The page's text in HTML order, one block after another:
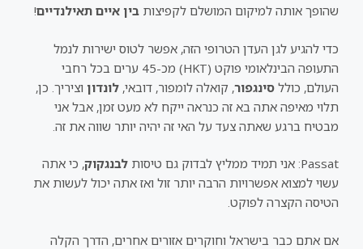
שהופך אותה למיקום המושלם לקפיצות בין איים תאילנדיים!
כדי להגיע לגן העדן הטרופי הזה, אפשר לטוס ישירות לנמל
התעופה הבינלאומי פוקט (HKT) מכ-45 ערים בכל רחבי
העולם, כולל סינגפור, קואלה לומפור, דובאי, לונדון וציריך. כן,
תלוי מאיפה אתה בא זה כנראה ייקח לא מעט זמן, אבל אני
מבטיח ברגע שאתה צעד על האי זה יהיה יותר שווה את זה.
Passat: אני תמיד ממליץ לבדוק גם טיסות לבנגקוק, כי אתה
עשוי למצוא אפשרויות הרבה יותר זול ואז אתה יכול לעשות את
הטיסה הקצרה לפוקט.
אם אתם כבר בישראל וחוקרים אזורים אחרים, הדרך הקלה